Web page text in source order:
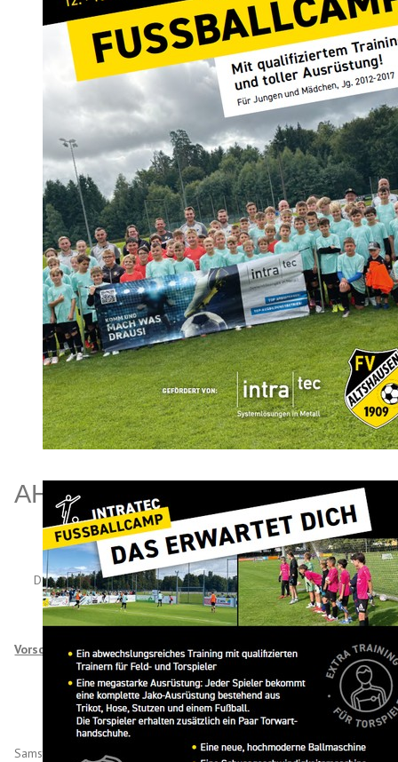
AH
FC Laiz – FV Altshausen ausgefallen
Der erste Gegner in dieser Saison der ein Spiel abgesagt hat.
Vorschau AH (geplant):
Samstag, 29.05.2010 ; 19:00 Uhr : FV Altshausen (AH) - Team Fa.